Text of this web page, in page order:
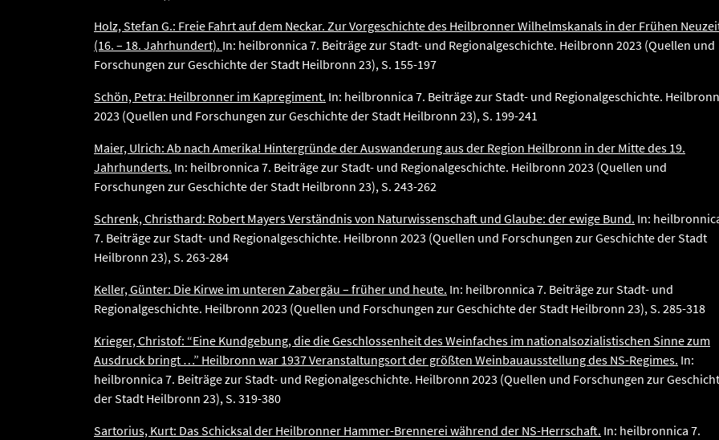
Holz, Stefan G.: Freie Fahrt auf dem Neckar. Zur Vorgeschichte des Heilbronner Wilhelmskanals in der Frühen
(16. – 18. Jahrhundert). In: heilbronnica 7. Beiträge zur Stadt- und Regionalgeschichte. Heilbronn 2023 (Quellen und
Forschungen zur Geschichte der Stadt Heilbronn 23), S. 155-197
Schön, Petra: Heilbronner im Kapregiment. In: heilbronnica 7. Beiträge zur Stadt- und Regionalgeschichte. Heilbronn
2023 (Quellen und Forschungen zur Geschichte der Stadt Heilbronn 23), S. 199-241
Maier, Ulrich: Ab nach Amerika! Hintergründe der Auswanderung aus der Region Heilbronn in der Mitte des 19.
Jahrhunderts. In: heilbronnica 7. Beiträge zur Stadt- und Regionalgeschichte. Heilbronn 2023 (Quellen und
Forschungen zur Geschichte der Stadt Heilbronn 23), S. 243-262
Schrenk, Christhard: Robert Mayers Verständnis von Naturwissenschaft und Glaube: der ewige Bund. In:
7. Beiträge zur Stadt- und Regionalgeschichte. Heilbronn 2023 (Quellen und Forschungen zur Geschichte der Stadt
Heilbronn 23), S. 263-284
Keller, Günter: Die Kirwe im unteren Zabergäu – früher und heute. In: heilbronnica 7. Beiträge zur Stadt- und
Regionalgeschichte. Heilbronn 2023 (Quellen und Forschungen zur Geschichte der Stadt Heilbronn 23), S. 285-318
Krieger, Christof: “Eine Kundgebung, die die Geschlossenheit des Weinfaches im nationalsozialistischen Sinne zum
Ausdruck bringt …” Heilbronn war 1937 Veranstaltungsort der größten Weinbauausstellung des NS-Regimes. In:
heilbronnica 7. Beiträge zur Stadt- und Regionalgeschichte. Heilbronn 2023 (Quellen und Forschungen zur
der Stadt Heilbronn 23), S. 319-380
Sartorius, Kurt: Das Schicksal der Heilbronner Hammer-Brennerei während der NS-Herrschaft. In: heilbronnica 7.